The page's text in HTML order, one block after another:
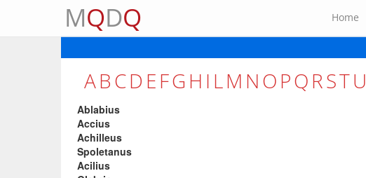
MQDQ Home
ABCD EFG H I LM NOPQRSTU
Ablabius
Accius
Achilleus
Spoletanus
Acilius